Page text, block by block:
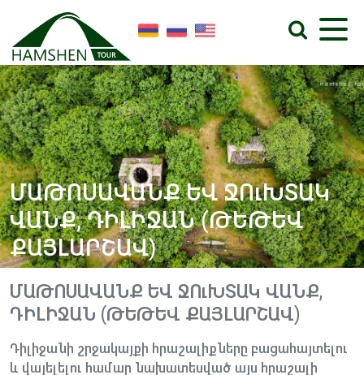
ՄԱԹՈՍԱՎԱՆՔ ԵՎ ՋՈւԽՏԱԿ
ՎԱՆՔ, ԴԻԼԻՋԱՆ (ԹԵԹԵՎ
ՔԱՅԼԱՐՇԱՎ)
ՄԱԹՈՍԱՎԱՆՔ ԵՎ ՋՈւԽՏԱԿ ՎԱՆՔ,
ԴԻԼԻՋԱՆ (ԹԵԹԵՎ ՔԱՅԼԱՐՇԱՎ)
Դիլիջանի շրջակայքի հրաշալիքները բացահայտելու
և վայելելու համար նախատեսված այս հրաշալի